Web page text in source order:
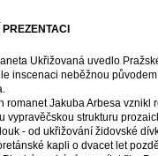
Ukřižovaná uvedlo
inscenaci neběžnou
romanet Jakuba Arbesa vznikl
vypravěčskou strukturu
- od ukřižování židovské
kapli o dvacet let